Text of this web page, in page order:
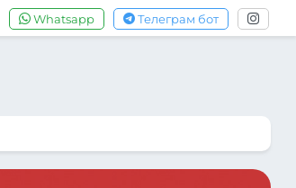
Whatsapp Телеграм бот